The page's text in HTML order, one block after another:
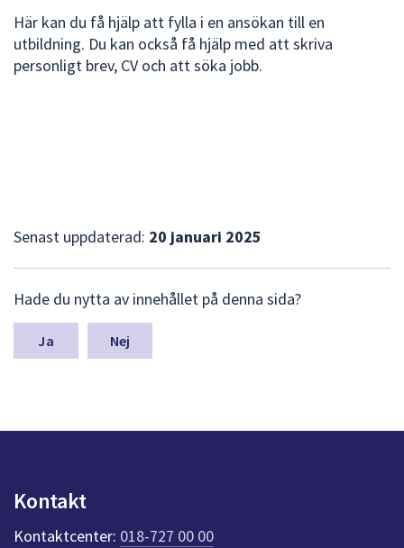
Här kan du få hjälp att fylla i en ansökan till en
utbildning. Du kan också få hjälp med att skriva
personligt brev, CV och att söka jobb.
Senast uppdaterad: 20 januari 2025
ä
m
a
p
k
t
e
Hade du nytta av innehållet på denna sida?
Nej
Kontakt
Kontaktcenter: 018-727 00 00